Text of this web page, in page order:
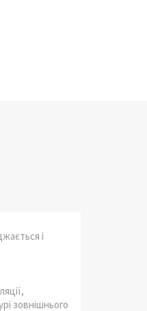
і
зовнішнього